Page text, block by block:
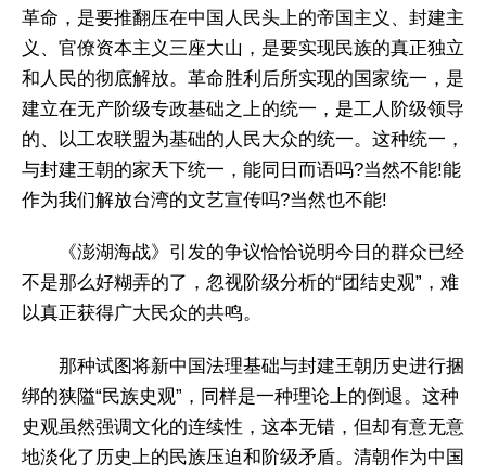
革命，是要推翻压在中国人民头上的帝国主义、封建主
义、官僚资本主义三座大山，是要实现民族的真正独立
和人民的彻底解放。革命胜利后所实现的国家统一，是
建立在无产阶级专政基础之上的统一，是工人阶级领导
的、以工农联盟为基础的人民大众的统一。这种统一，
与封建王朝的家天下统一，能同日而语吗?当然不能!能
作为我们解放台湾的文艺宣传吗?当然也不能!
《澎湖海战》引发的争议恰恰说明今日的群众已经
不是那么好糊弄的了，忽视阶级分析的“团结史观”，难
以真正获得广大民众的共鸣。
那种试图将新中国法理基础与封建王朝历史进行捆
绑的狭隘“民族史观”，同样是一种理论上的倒退。这种
史观虽然强调文化的连续性，这本无错，但却有意无意
地淡化了历史上的民族压迫和阶级矛盾。清朝作为中国